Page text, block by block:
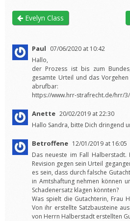
Evelyn Class
Paul 07/06/2020 at 10:42
Hallo,
der Prozess ist bis zum
gesamte Urteil und das
abrufbar:
https://www.hrr-strafrecht.de/hrr/
Anette 20/02/2019 at 22:30
Hallo Sandra, bitte Dich dringend
Betroffene 12/01/2019 at 16:05
Das neueste im Fall
Revision gegen sein Urteil
es sein, dass durch falsche
in Amtshaftung nehmen können
Schadenersatz klagen könnten?
Was spielt die Gutachterin, Frau
Von ihr erstellte Satzbausteine
von Herrn Halberstadt erstellten